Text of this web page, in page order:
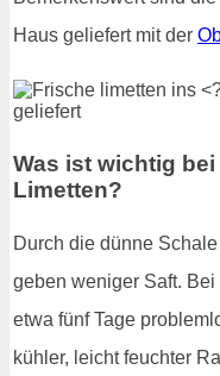
Haus geliefert mit der
Was ist wichtig
Limetten?
Durch die dünne
geben weniger Saft.
etwa fünf Tage
kühler, leicht feuchter